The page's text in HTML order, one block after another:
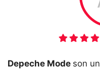
Depeche Mode son